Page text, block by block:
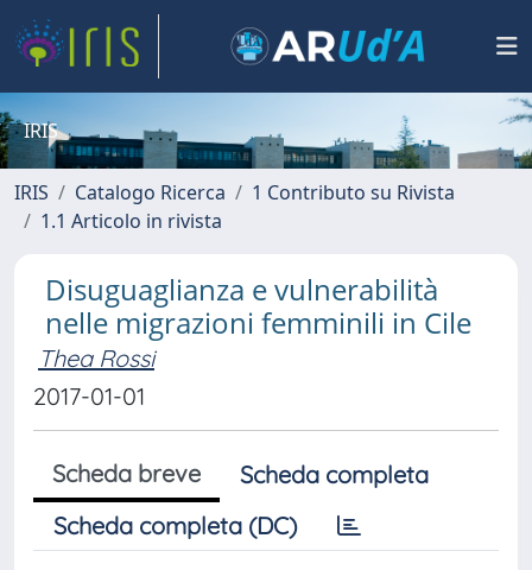
IRIS
IRIS Catalogo Ricerca
1 Contributo su Rivista
1.1 Articolo in rivista
Disuguaglianza e vulnerabilità
nelle migrazioni femminili in Cile
Thea Rossi
2017-01-01
Scheda breve
Scheda completa
Scheda completa (DC)